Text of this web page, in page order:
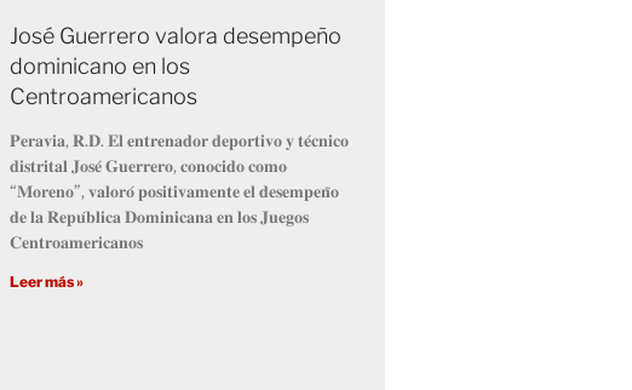
José Guerrero valora desempeño
dominicano en los
Centroamericanos
𝐏𝐞𝐫𝐚𝐯𝐢𝐚, 𝐑.𝐃. 𝐄𝐥 𝐞𝐧𝐭𝐫𝐞𝐧𝐚𝐝𝐨𝐫 𝐝𝐞𝐩𝐨𝐫𝐭𝐢𝐯𝐨 𝐲 𝐭𝐞́𝐜𝐧𝐢𝐜𝐨
𝐝𝐢𝐬𝐭𝐫𝐢𝐭𝐚𝐥 𝐉𝐨𝐬𝐞́ 𝐆𝐮𝐞𝐫𝐫𝐞𝐫𝐨, 𝐜𝐨𝐧𝐨𝐜𝐢𝐝𝐨 𝐜𝐨𝐦𝐨
“𝐌𝐨𝐫𝐞𝐧𝐨”, 𝐯𝐚𝐥𝐨𝐫𝐨́ 𝐩𝐨𝐬𝐢𝐭𝐢𝐯𝐚𝐦𝐞𝐧𝐭𝐞 𝐞𝐥 𝐝𝐞𝐬𝐞𝐦𝐩𝐞𝐧̃𝐨
𝐝𝐞 𝐥𝐚 𝐑𝐞𝐩𝐮́𝐛𝐥𝐢𝐜𝐚 𝐃𝐨𝐦𝐢𝐧𝐢𝐜𝐚𝐧𝐚 𝐞𝐧 𝐥𝐨𝐬 𝐉𝐮𝐞𝐠𝐨𝐬
𝐂𝐞𝐧𝐭𝐫𝐨𝐚𝐦𝐞𝐫𝐢𝐜𝐚𝐧𝐨𝐬
Leer más »